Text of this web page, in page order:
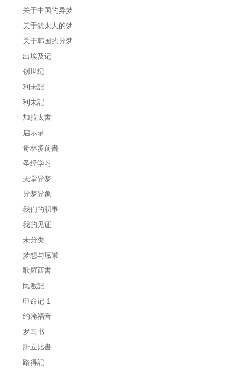
关于中国的异梦
关于犹太人的梦
关于韩国的异梦
出埃及记
创世纪
利未記
利未記
加拉太書
启示录
哥林多前書
圣经学习
天堂异梦
异梦异象
我们的职事
我的见证
未分类
梦想与愿景
歌羅西書
民數記
申命记-1
约翰福音
罗马书
腓立比書
路得記